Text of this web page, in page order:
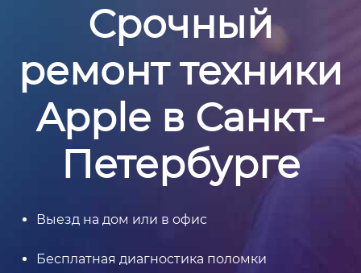
Срочный
ремонт техники
Apple в Санкт-
Петербурге
Выезд на дом или в офис
Бесплатная диагностика поломки